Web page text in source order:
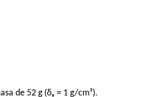
de 52 g (δₐ = 1 g/cm³).